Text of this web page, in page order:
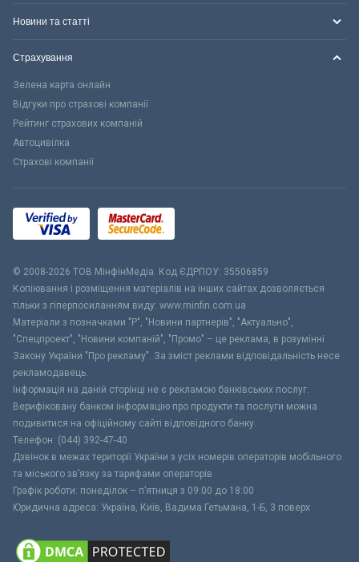
Новини та статті
Страхування
Зелена карта онлайн
Відгуки про страхові компанії
Рейтинг страхових компаній
Автоцивілка
Страхові компанії
© 2008-2026 ТОВ МiнфiнМедiа. Код ЄДРПОУ: 35506859
Копіювання і розміщення матеріалів на інших сайтах дозволяється
тільки з гіперпосиланням виду: www.minfin.com.ua
Матеріали з позначками "Р", "Новини партнерів", "Актуально",
"Спецпроект", "Новини компаній", "Промо" – це реклама, в розумінні
Закону України "Про рекламу". За зміст реклами відповідальність несе
рекламодавець.
Інформація на даній сторінці не є рекламою банківських послуг.
Верифіковану банком інформацію про продукти та послуги можна
подивитися на офіційному сайті відповідного банку.
Телефон: (044) 392-47-40
Дзвінок в межах території України з усіх номерів операторів мобільного
та міського зв’язку за тарифами операторів
Графік роботи: понеділок – п’ятниця з 09:00 до 18:00
Юридична адреса: Україна, Київ, Вадима Гетьмана, 1-Б, 3 поверх